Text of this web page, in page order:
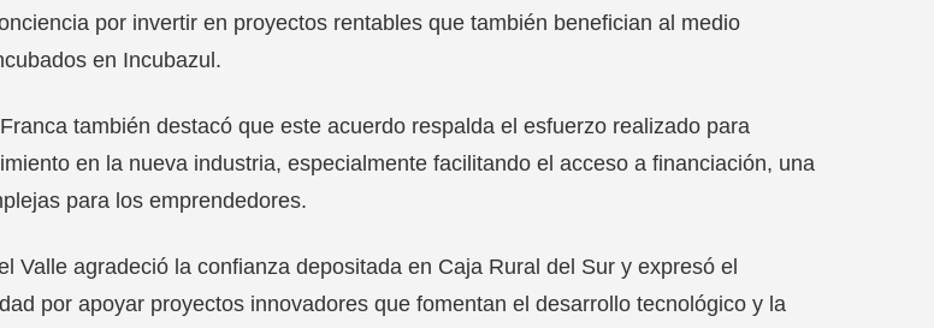
por invertir en proyectos rentables que también benefician al medio
en Incubazul.
también destacó que este acuerdo respalda el esfuerzo realizado para
en la nueva industria, especialmente facilitando el acceso a financiación, una
para los emprendedores.
Valle agradeció la confianza depositada en Caja Rural del Sur y expresó el
por apoyar proyectos innovadores que fomentan el desarrollo tecnológico y la